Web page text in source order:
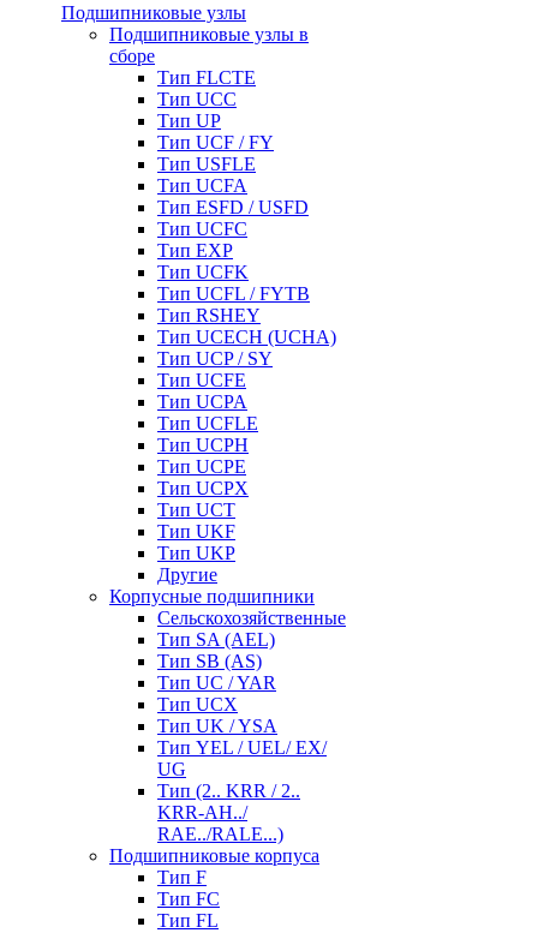
Подшипниковые узлы
Подшипниковые узлы в
сборе
Тип FLCTE
Тип UCC
Тип UP
Тип UCF / FY
Тип USFLE
Тип UCFA
Тип ESFD / USFD
Тип UCFC
Тип EXP
Тип UCFK
Тип UCFL / FYTB
Тип RSHEY
Тип UCECH (UCHA)
Тип UCP / SY
Тип UCFE
Тип UCPA
Тип UCFLE
Тип UCPH
Тип UCPE
Тип UCPX
Тип UCT
Тип UKF
Тип UKP
Другие
Корпусные подшипники
Сельскохозяйственные
Тип SA (AEL)
Тип SB (AS)
Тип UC / YAR
Тип UCX
Тип UK / YSA
Тип YEL / UEL/ EX/
UG
Тип (2.. KRR / 2..
KRR-AH../
RAE../RALE...)
Подшипниковые корпуса
Тип F
Тип FC
Тип FL